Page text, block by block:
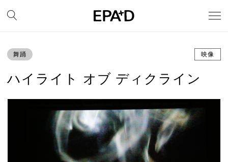
舞踊 映像
ハイライト オブ ディクライン